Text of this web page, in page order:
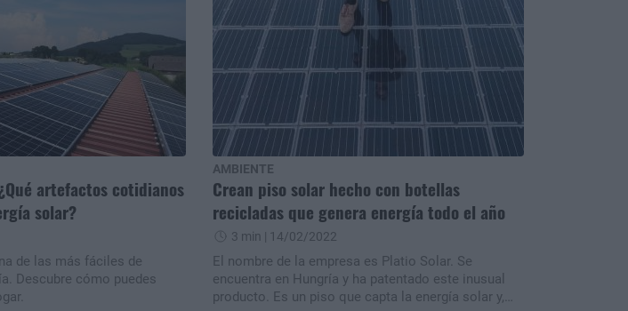
artefactos cotidianos
solar?
de las más fáciles de
Descubre cómo puedes
AMBIENTE
Crean piso solar hecho con botellas
recicladas que genera energía todo el año
3 min | 14/02/2022
El nombre de la empresa es Platio Solar. Se
encuentra en Hungría y ha patentado este inusual
producto. Es un piso que capta la energía solar y,